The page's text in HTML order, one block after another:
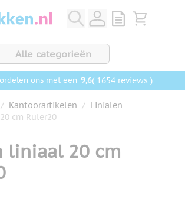
View quote,
Bekijk
Alle categorieën
ons met een 9,6( 1654 reviews )
/ Kantoorartikelen / Linialen
cm Ruler20
liniaal 20 cm